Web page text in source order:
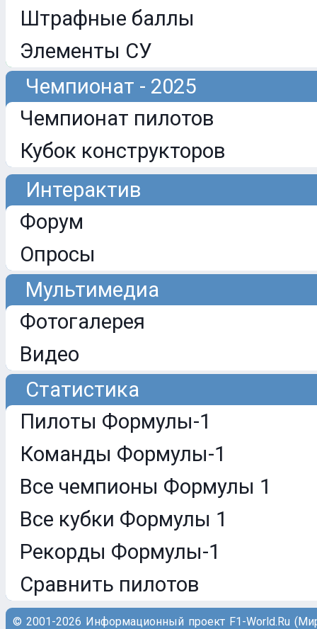
Штрафные баллы
Элементы СУ
Чемпионат - 2025
Чемпионат пилотов
Кубок конструкторов
Интерактив
Форум
Опросы
Мультимедиа
Фотогалерея
Видео
Статистика
Пилоты Формулы-1
Команды Формулы-1
Все чемпионы Формулы 1
Все кубки Формулы 1
Рекорды Формулы-1
Сравнить пилотов
© 2001-2026 Информационный проект F1-World.Ru